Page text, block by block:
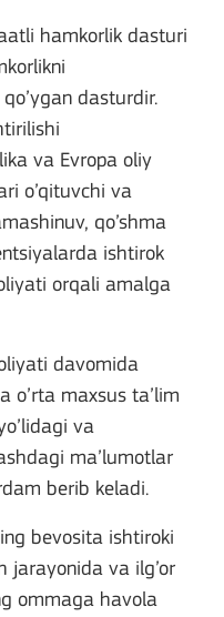
hamkorlik dasturi
dasturdir.
va Evropa oliy
o’qituvchi va
qo’shma
ishtirok
orqali amalga
davomida
o’rta maxsus ta’lim
va
ma’lumotlar
berib keladi.
bevosita ishtiroki
jarayonida va ilg’or
ommaga havola